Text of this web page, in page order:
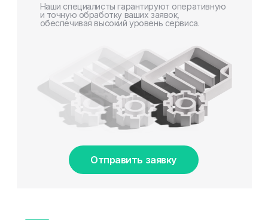
Наши специалисты гарантируют оперативную
и точную обработку ваших заявок,
обеспечивая высокий уровень сервиса.
Отправить заявку